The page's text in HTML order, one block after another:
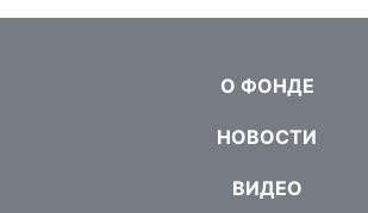
О ФОНДЕ
НОВОСТИ
ВИДЕО